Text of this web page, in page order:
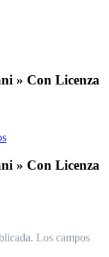
» Con Licenza
» Con Licenza
Los campos